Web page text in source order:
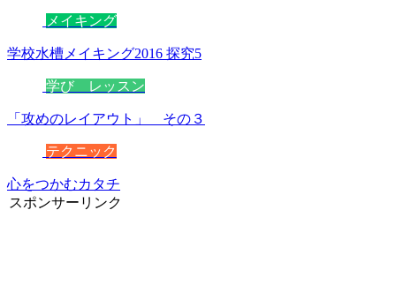
メイキング
学校水槽メイキング2016 探究5
学び レッスン
「攻めのレイアウト」 その３
テクニック
心をつかむカタチ
スポンサーリンク